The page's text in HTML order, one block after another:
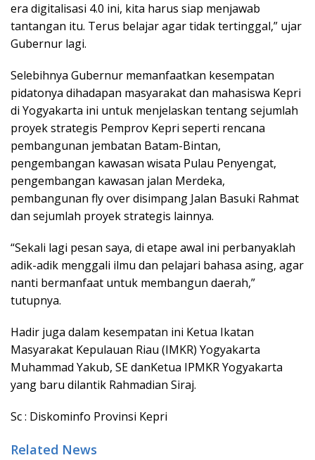
era digitalisasi 4.0 ini, kita harus siap menjawab
tantangan itu. Terus belajar agar tidak tertinggal,” ujar
Gubernur lagi.
Selebihnya Gubernur memanfaatkan kesempatan
pidatonya dihadapan masyarakat dan mahasiswa Kepri
di Yogyakarta ini untuk menjelaskan tentang sejumlah
proyek strategis Pemprov Kepri seperti rencana
pembangunan jembatan Batam-Bintan,
pengembangan kawasan wisata Pulau Penyengat,
pengembangan kawasan jalan Merdeka,
pembangunan fly over disimpang Jalan Basuki Rahmat
dan sejumlah proyek strategis lainnya.
“Sekali lagi pesan saya, di etape awal ini perbanyaklah
adik-adik menggali ilmu dan pelajari bahasa asing, agar
nanti bermanfaat untuk membangun daerah,”
tutupnya.
Hadir juga dalam kesempatan ini Ketua Ikatan
Masyarakat Kepulauan Riau (IMKR) Yogyakarta
Muhammad Yakub, SE danKetua IPMKR Yogyakarta
yang baru dilantik Rahmadian Siraj.
Sc : Diskominfo Provinsi Kepri
Related News